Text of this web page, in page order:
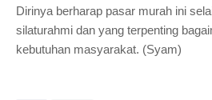
Dirinya berharap pasar murah ini
silaturahmi dan yang terpenting
kebutuhan masyarakat. (Syam)